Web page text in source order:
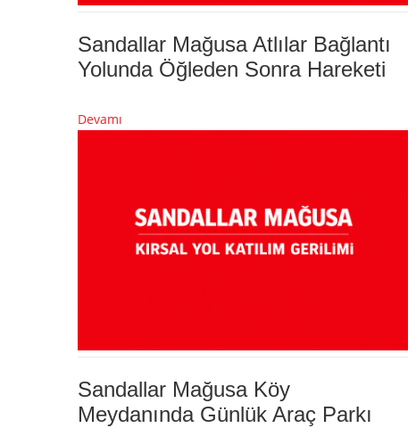
Sandallar Mağusa Atlılar Bağlantı
Yolunda Öğleden Sonra Hareketi
Devamı
Sandallar Mağusa Köy
Meydanında Günlük Araç Parkı